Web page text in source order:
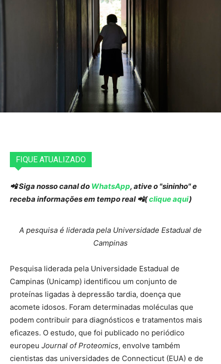
FIQUE ATUALIZADO
📲 Siga nosso canal do WhatsApp, ative o "sininho" e
receba informações em tempo real 📲(clique aqui)
A pesquisa é liderada pela Universidade Estadual de
Campinas
Pesquisa liderada pela Universidade Estadual de
Campinas (Unicamp) identificou um conjunto de
proteínas ligadas à depressão tardia, doença que
acomete idosos. Foram determinadas moléculas que
podem contribuir para diagnósticos e tratamentos mais
eficazes. O estudo, que foi publicado no periódico
europeu Journal of Proteomics, envolve também
cientistas das universidades de Connecticut (EUA) e de